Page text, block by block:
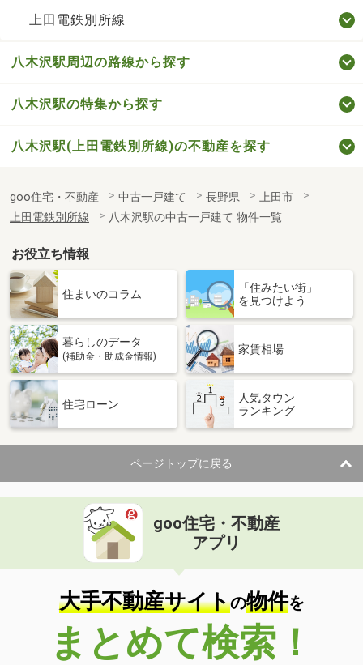
上田電鉄別所線
八木沢駅周辺の路線から探す
八木沢駅の特集から探す
八木沢駅(上田電鉄別所線)の不動産を探す
goo住宅・不動産 中古一戸建て 長野県
上田市
上田電鉄別所線
八木沢駅の中古一戸建て 物件一覧
お役立ち情報
住まいのコラム
「住みたい街」
を見つけよう
暮らしのデータ
(補助金・助成金情報)
家賃相場
住宅ローン
人気タウン
ランキング
ページトップに戻る
goo住宅・不動産
アプリ
大手不動産サイトの物件を
まとめて検索！